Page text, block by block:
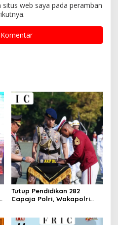
web saya pada peramban
Tutup Pendidikan 282
Capaja Polri, Wakapolri